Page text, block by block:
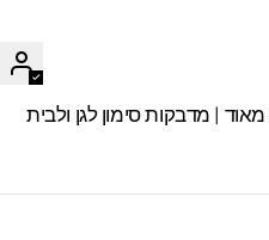
| מדבקות סימון לגן ולבית